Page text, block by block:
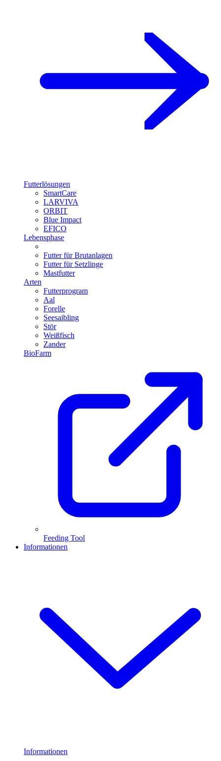
Futterlösungen
SmartCare
LARVIVA
ORBIT
Blue Impact
EFICO
Lebensphase
Futter für Brutanlagen
Futter für Setzlinge
Mastfutter
Arten
Futterprogram
Aal
Forelle
Seesaibling
Stör
Weißfisch
Zander
BioFarm
Feeding Tool
Informationen
Informationen